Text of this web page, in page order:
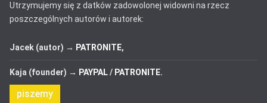
Utrzymujemy się z datków zadowolonej widowni na rzecz
poszczególnych autorów i autorek:
Jacek (autor) → PATRONITE,
Kaja (founder) → PAYPAL/ PATRONITE.
piszemy